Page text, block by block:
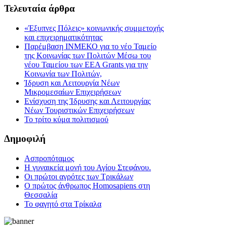
Τελευταία άρθρα
«Έξυπνες Πόλεις» κοινωνικής συμμετοχής
και επιχειρηματικότητας
Παρέμβαση ΙΝΜΕΚΟ για το νέο Ταμείο
της Κοινωνίας των Πολιτών Μέσω του
νέου Ταμείου των ΕΕΑ Grants για την
Κοινωνία των Πολιτών,
Ίδρυση και Λειτουργία Νέων
Μικρομεσαίων Επιχειρήσεων
Ενίσχυση της Ίδρυσης και Λειτουργίας
Νέων Τουριστικών Επιχειρήσεων
Το τρίτο κύμα πολιτισμού
Δημοφιλή
Ασπροπόταμος
Η γυναικεία μονή του Αγίου Στεφάνου.
Οι πρώτοι αγρότες των Τρικάλων
Ο πρώτος άνθρωπος Homosapiens στη
Θεσσαλία
Το φαγητό στα Τρίκαλα